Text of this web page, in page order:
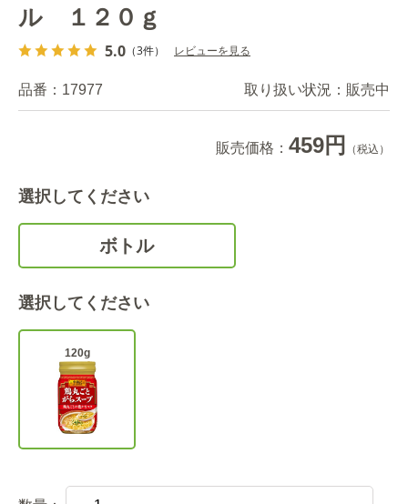
ル １２０ｇ
5.0 （3件） レビューを見る
品番： 17977 取り扱い状況： 販売中
販売価格： 459円 （税込）
選択してください
ボトル
選択してください
120g